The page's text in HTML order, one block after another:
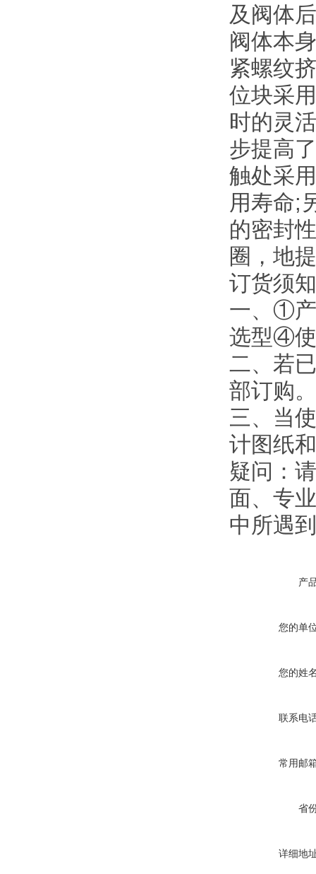
及阀体
阀体本
紧螺纹
位块采
时的灵
步提高
触处采
用寿命;
的密封
圈，地
订货须
一、①
选型④
二、若
部订购。
三、当
计图纸
疑问：
面、专
中所遇
产
您的单
您的姓
联系电
常用邮
省
详细地